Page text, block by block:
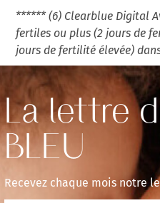
****** (6) Clearblue Digital
fertiles ou plus (2 jours de
jours de fertilité élevée)
La lettre
BLEU
Recevez chaque mois notre